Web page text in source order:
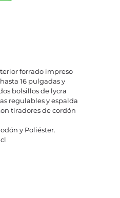
forrado impreso
16 pulgadas y
bolsillos de lycra
regulables y espalda
tiradores de cordón
y Poliéster.